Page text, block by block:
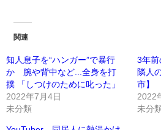
関連
知人息子を“ハンガー”で暴行
か 腕や背中など...全身を打
撲 「しつけのために叱った」
2022年7月4日
未分類
3年前
隣人
市】
2022
未分